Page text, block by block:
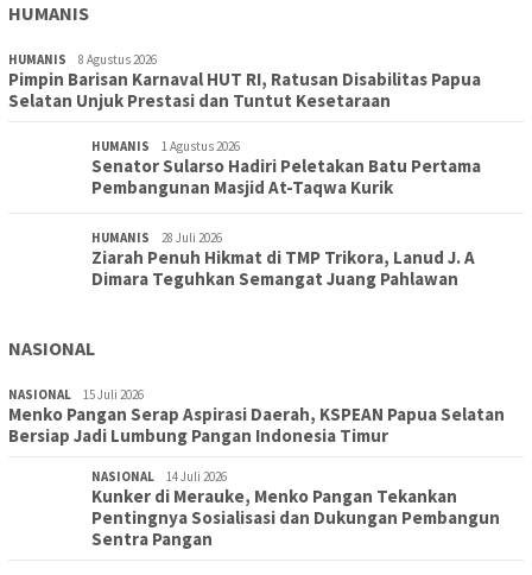
HUMANIS
HUMANIS 8 Agustus 2026
Pimpin Barisan Karnaval HUT RI, Ratusan Disabilitas Papua
Selatan Unjuk Prestasi dan Tuntut Kesetaraan
HUMANIS 1 Agustus 2026
Senator Sularso Hadiri Peletakan Batu Pertama
Pembangunan Masjid At-Taqwa Kurik
HUMANIS 28 Juli 2026
Ziarah Penuh Hikmat di TMP Trikora, Lanud J. A
Dimara Teguhkan Semangat Juang Pahlawan
NASIONAL
NASIONAL 15 Juli 2026
Menko Pangan Serap Aspirasi Daerah, KSPEAN Papua Selatan
Bersiap Jadi Lumbung Pangan Indonesia Timur
NASIONAL 14 Juli 2026
Kunker di Merauke, Menko Pangan Tekankan
Pentingnya Sosialisasi dan Dukungan Pembangun
Sentra Pangan